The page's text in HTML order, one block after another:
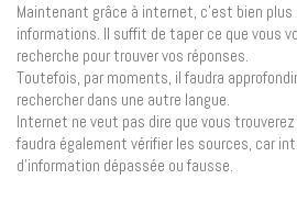
Maintenant grâce à internet, c’est bien plus
informations. Il suffit de taper ce que vous
recherche pour trouver vos réponses.
Toutefois, par moments, il faudra
rechercher dans une autre langue.
Internet ne veut pas dire que vous
faudra également vérifier les sources, car
d’information dépassée ou fausse.